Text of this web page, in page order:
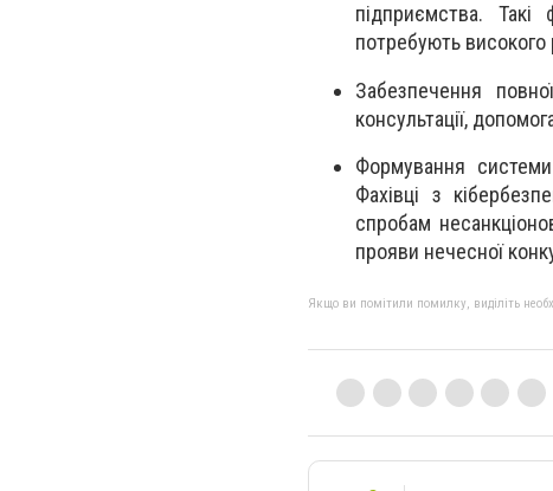
підприємства. Такі
потребують високого
Забезпечення
консультації,
Формування
Фахівці з
спробам
прояви нечесної
Якщо ви помітили помилку, виділіть